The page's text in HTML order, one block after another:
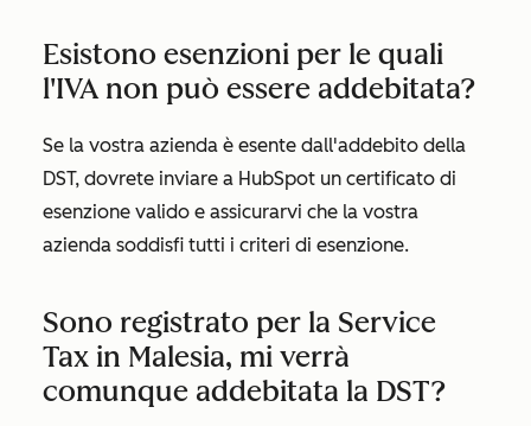
Esistono esenzioni per le quali
l'IVA non può essere addebitata?
Se la vostra azienda è esente dall'addebito della
DST, dovrete inviare a HubSpot un certificato di
esenzione valido e assicurarvi che la vostra
azienda soddisfi tutti i criteri di esenzione.
Sono registrato per la Service
Tax in Malesia, mi verrà
comunque addebitata la DST?